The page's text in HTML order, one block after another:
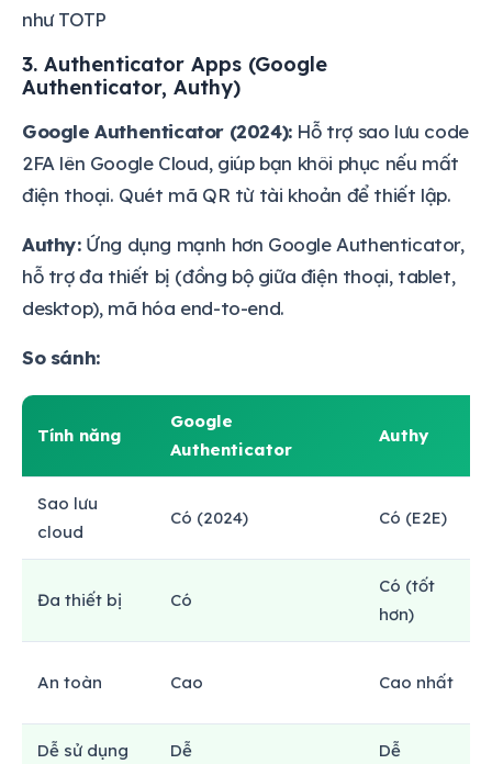
như TOTP
3. Authenticator Apps (Google
Authenticator, Authy)
Google Authenticator (2024):Hỗ trợ sao lưu code
2FA lên Google Cloud, giúp bạn khôi phục nếu mất
điện thoại. Quét mã QR từ tài khoản để thiết lập.
Authy:Ứng dụng mạnh hơn Google Authenticator,
hỗ trợ đa thiết bị (đồng bộ giữa điện thoại, tablet,
desktop), mã hóa end-to-end.
So sánh:
Tính năng
Google
Authenticator
Authy
Sao lưu
cloud
Có (2024) Có (E2E)
Đa thiết bị Có
Có (tốt
hơn)
An toàn Cao Cao nhất
Dễ sử dụng Dễ Dễ